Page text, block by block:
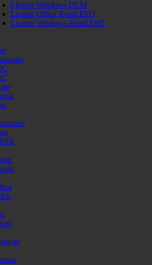
Licente Windows OEM
Licente Office Retail ESD
Licente Windows Retail ESD